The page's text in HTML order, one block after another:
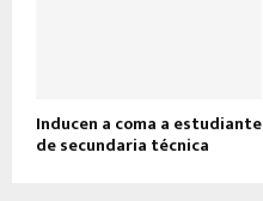
Inducen a coma a estudiante
de secundaria técnica